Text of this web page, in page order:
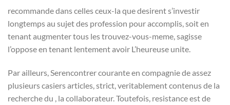
recommande dans celles ceux-la que desirent s’investir
longtemps au sujet des profession pour accomplis, soit en
tenant augmenter tous les trouvez-vous-meme, sagisse
l’oppose en tenant lentement avoir L’heureuse unite.
Par ailleurs, Serencontrer courante en compagnie de assez
plusieurs casiers articles, strict, veritablement contenus de la
recherche du , la collaborateur. Toutefois, resistance est de